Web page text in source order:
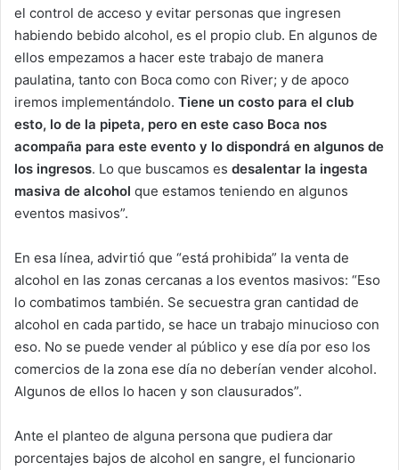
el control de acceso y evitar personas que ingresen
habiendo bebido alcohol, es el propio club. En algunos de
ellos empezamos a hacer este trabajo de manera
paulatina, tanto con Boca como con River; y de apoco
iremos implementándolo. Tiene un costo para el club
esto, lo de la pipeta, pero en este caso Boca nos
acompaña para este evento y lo dispondrá en algunos de
los ingresos. Lo que buscamos es desalentar la ingesta
masiva de alcohol que estamos teniendo en algunos
eventos masivos”.
En esa línea, advirtió que “está prohibida” la venta de
alcohol en las zonas cercanas a los eventos masivos: “Eso
lo combatimos también. Se secuestra gran cantidad de
alcohol en cada partido, se hace un trabajo minucioso con
eso. No se puede vender al público y ese día por eso los
comercios de la zona ese día no deberían vender alcohol.
Algunos de ellos lo hacen y son clausurados”.
Ante el planteo de alguna persona que pudiera dar
porcentajes bajos de alcohol en sangre, el funcionario